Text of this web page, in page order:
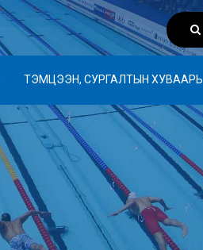
ТЭМЦЭЭН, СУРГАЛТЫН ХУВААРЬ